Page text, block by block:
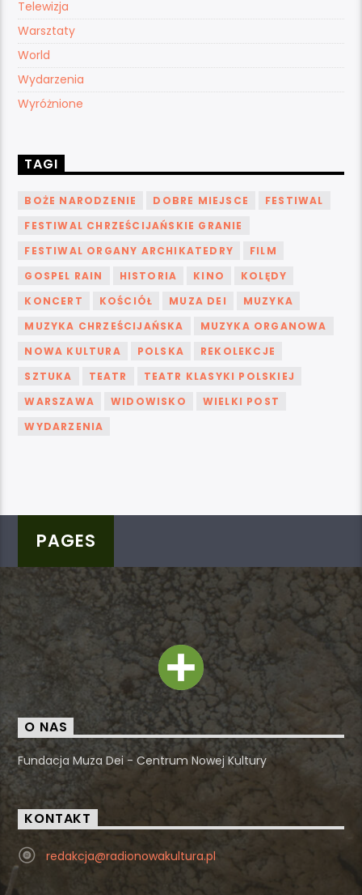
Telewizja
Warsztaty
World
Wydarzenia
Wyróżnione
TAGI
BOŻE NARODZENIE DOBRE MIEJSCE
FESTIWAL
FESTIWAL CHRZEŚCIJAŃSKIE GRANIE
FESTIWAL ORGANY ARCHIKATEDRY
FILM
GOSPEL RAIN
HISTORIA KINO
KOLĘDY
KONCERT
KOŚCIÓŁ MUZA DEI
MUZYKA
MUZYKA CHRZEŚCIJAŃSKA
MUZYKA ORGANOWA
NOWA KULTURA
POLSKA
REKOLEKCJE
SZTUKA
TEATR
TEATR KLASYKI POLSKIEJ
WARSZAWA
WIDOWISKO
WIELKI POST
WYDARZENIA
PAGES
O NAS
Fundacja Muza Dei - Centrum Nowej Kultury
KONTAKT
redakcja@radionowakultura.pl